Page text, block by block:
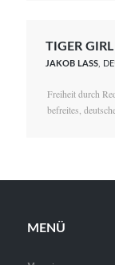
TIGER GIRL
JAKOB LASS ,
Freiheit durch
befreites,
MENÜ